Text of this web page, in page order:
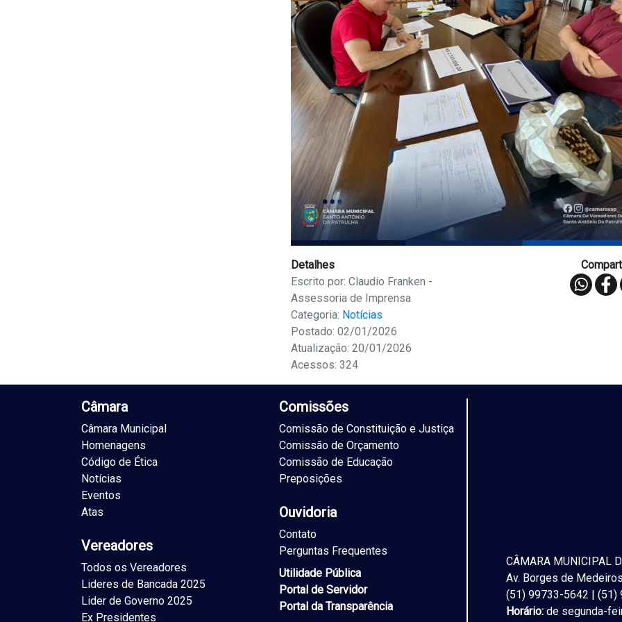
Detalhes
Escrito por: Claudio Franken -
Assessoria de Imprensa
Categoria: Notícias
Postado: 02/01/2026
Atualização: 20/01/2026
Acessos: 324
Câmara
Câmara Municipal
Homenagens
Código de Ética
Notícias
Eventos
Atas
Vereadores
Todos os Vereadores
Lideres de Bancada 2025
Lider de Governo 2025
Ex Presidentes
Comissões
Comissão de Constituição e Justiça
Comissão de Orçamento
Comissão de Educação
Preposições
Ouvidoria
Contato
Perguntas Frequentes
Utilidade Pública
Portal de Servidor
Portal da Transparência
CÂMARA MUNICIPAL
Av. Borges de
(51) 99733-5642 | (51)
Horário: de segunda-